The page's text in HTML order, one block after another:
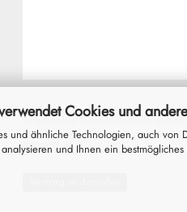
Cookies und
und ähnliche Technologien, auch
und Ihnen ein
Allgemeine Geschäftsbedingungen
Impressum